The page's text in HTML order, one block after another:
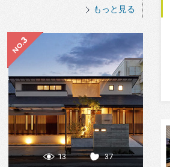
もっと見る
13 37